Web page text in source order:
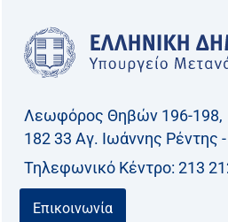
Λεωφόρος Θηβών 196-198,
182 33 Aγ. Ιωάννης Ρέντης
Τηλεφωνικό Kέντρο: 213
Επικοινωνία